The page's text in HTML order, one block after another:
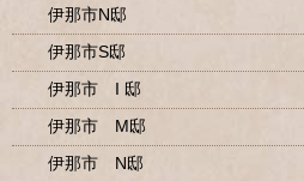
伊那市N邸
伊那市S邸
伊那市 I 邸
伊那市 M邸
伊那市 N邸